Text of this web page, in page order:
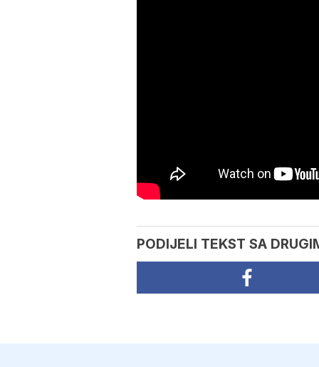
PODIJELI TEKST SA